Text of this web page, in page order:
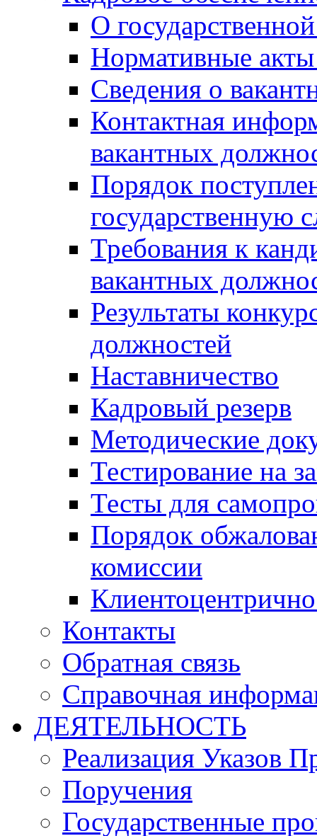
О
Нормативные акты
Сведения о
Контактная
вакантных
Порядок
государственную
Требования к
вакантных
Результаты
должностей
Наставничество
Кадровый резерв
Методические
Тестирование на
Тесты для
Порядок
комиссии
Контакты
Обратная связь
Справочная
ДЕЯТЕЛЬНОСТЬ
Реализация Указов
Поручения
Государственные